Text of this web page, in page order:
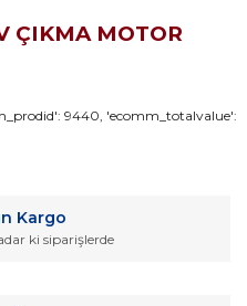
ÇIKMA MOTOR
Yaz
açıklamalarında ve diğer
öneri formunu
görüntülenemiyor.
9440, 'ecomm_totalvalue':
Kargo
ki siparişlerde